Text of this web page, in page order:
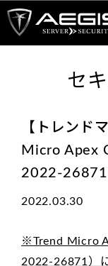
セ
【トレンド
Micro Apex
2022-26871
2022.03.30
※Trend Micro
2022-26871）